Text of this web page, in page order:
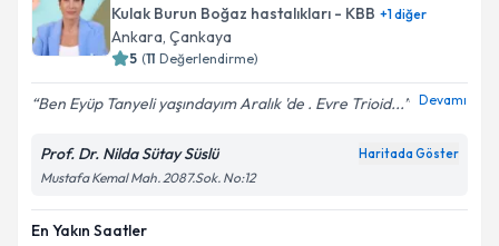
Kulak Burun Boğaz hastalıkları - KBB +1diğer
Ankara, Çankaya
5 (11 Değerlendirme)
Ben Eyüp Tanyeli yaşındayım Aralık 'de . Evre Trioid... Devamı
Prof. Dr. Nilda Sütay Süslü Haritada Göster
Mustafa Kemal Mah. 2087.Sok. No:12
En Yakın Saatler